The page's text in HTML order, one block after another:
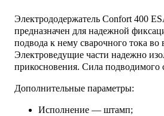
Электрододержатель Confort 400
предназначен для надежной
подвода к нему сварочного тока
Электроведущие части надежно
прикосновения. Сила
Дополнительные параметры:
Исполнение — штамп;